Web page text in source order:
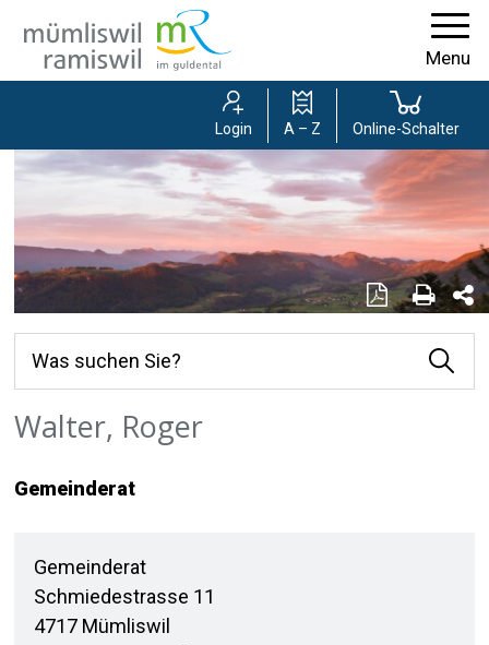
Navigieren in der Gemeinde
Schnellnavigation
Menu
Login A – Z Online-Schalter
Was suchen Sie?
Seite als
Seite
Hauptnavigation
Walter, Roger
Gemeinderat
Adresse
Gemeinderat
Schmiedestrasse 11
4717 Mümliswil